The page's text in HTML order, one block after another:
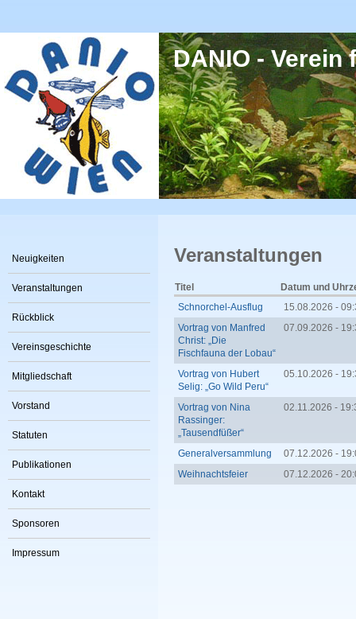
DANIO -
Neuigkeiten
Veranstaltungen
Rückblick
Vereinsgeschichte
Mitgliedschaft
Vorstand
Statuten
Publikationen
Kontakt
Sponsoren
Impressum
Veranstaltungen
Titel
Datum und
Schnorchel-Ausflug
15.08.2026 -
Vortrag von Manfred
Christ: „Die
Fischfauna der Lobau“
07.09.2026 -
Vortrag von Hubert
Selig: „Go Wild Peru“
05.10.2026 -
Vortrag von Nina
Rassinger:
„Tausendfüßer“
02.11.2026 -
Generalversammlung 07.12.2026 -
Weihnachtsfeier
07.12.2026 -